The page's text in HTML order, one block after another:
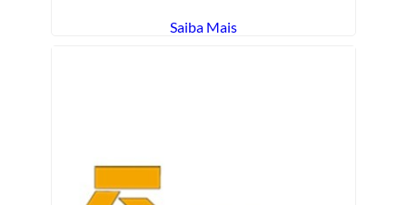
Saiba Mais